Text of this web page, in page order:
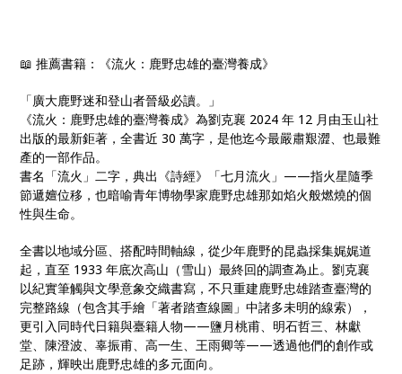
📖 推薦書籍：《流火：鹿野忠雄的臺灣養成》
「廣大鹿野迷和登山者晉級必讀。」
《流火：鹿野忠雄的臺灣養成》為劉克襄 2024 年 12 月由玉山社
出版的最新鉅著，全書近 30 萬字，是他迄今最嚴肅艱澀、也最難
產的一部作品。
書名「流火」二字，典出《詩經》「七月流火」——指火星隨季
節遞嬗位移，也暗喻青年博物學家鹿野忠雄那如焰火般燃燒的個
性與生命。
全書以地域分區、搭配時間軸線，從少年鹿野的昆蟲採集娓娓道
起，直至 1933 年底次高山（雪山）最終回的調查為止。劉克襄
以紀實筆觸與文學意象交織書寫，不只重建鹿野忠雄踏查臺灣的
完整路線（包含其手繪「著者踏查線圖」中諸多未明的線索），
更引入同時代日籍與臺籍人物——鹽月桃甫、明石哲三、林獻
堂、陳澄波、辜振甫、高一生、王雨卿等——透過他們的創作或
足跡，輝映出鹿野忠雄的多元面向。